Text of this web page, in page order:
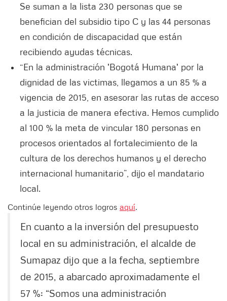
Se suman a la lista 230 personas que se
benefician del subsidio tipo C y las 44 personas
en condición de discapacidad que están
recibiendo ayudas técnicas.
“En la administración 'Bogotá Humana' por la
dignidad de las victimas, llegamos a un 85 % a
vigencia de 2015, en asesorar las rutas de acceso
a la justicia de manera efectiva. Hemos cumplido
al 100 % la meta de vincular 180 personas en
procesos orientados al fortalecimiento de la
cultura de los derechos humanos y el derecho
internacional humanitario”, dijo el mandatario
local.
Continúe leyendo otros logros aquí.
En cuanto a la inversión del presupuesto
local en su administración, el alcalde de
Sumapaz dijo que a la fecha, septiembre
de 2015, a abarcado aproximadamente el
57 %: “Somos una administración